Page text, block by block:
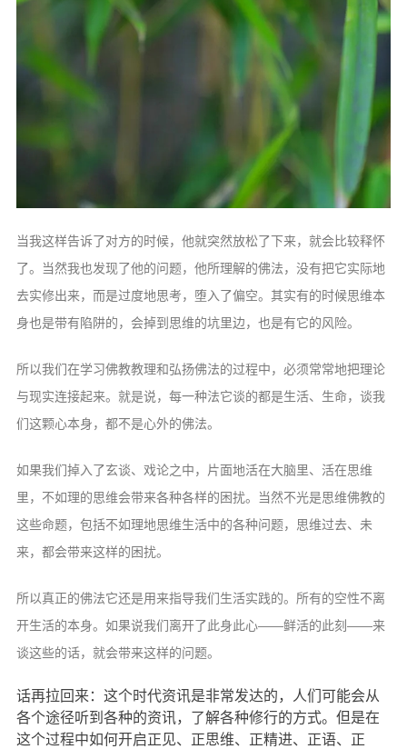
当我这样告诉了对方的时候，他就突然放松了下来，就会比较释怀
了。当然我也发现了他的问题，他所理解的佛法，没有把它实际地
去实修出来，而是过度地思考，堕入了偏空。其实有的时候思维本
身也是带有陷阱的，会掉到思维的坑里边，也是有它的风险。
所以我们在学习佛教教理和弘扬佛法的过程中，必须常常地把理论
与现实连接起来。就是说，每一种法它谈的都是生活、生命，谈我
们这颗心本身，都不是心外的佛法。
如果我们掉入了玄谈、戏论之中，片面地活在大脑里、活在思维
里，不如理的思维会带来各种各样的困扰。当然不光是思维佛教的
这些命题，包括不如理地思维生活中的各种问题，思维过去、未
来，都会带来这样的困扰。
所以真正的佛法它还是用来指导我们生活实践的。所有的空性不离
开生活的本身。如果说我们离开了此身此心——鲜活的此刻——来
谈这些的话，就会带来这样的问题。
话再拉回来：这个时代资讯是非常发达的，人们可能会从
各个途径听到各种的资讯，了解各种修行的方式。但是在
这个过程中如何开启正见、正思维、正精进、正语、正